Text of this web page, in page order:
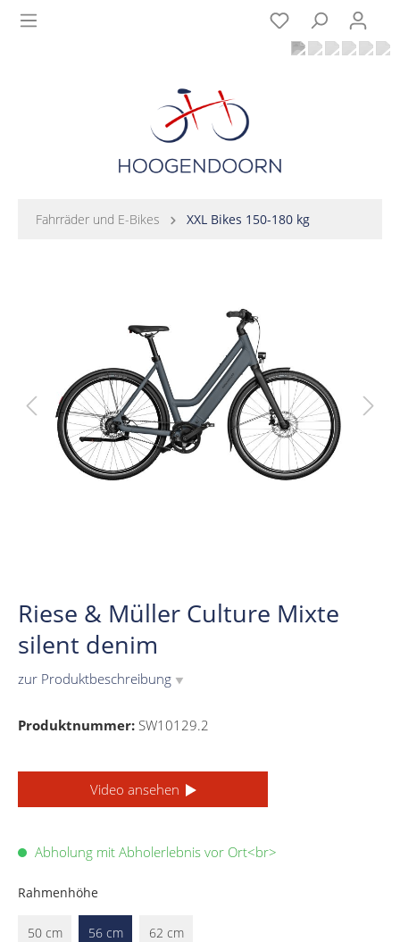
Fahrräder und E-Bikes XXL Bikes 150-180 kg
Riese & Müller Culture Mixte
silent denim
zur Produktbeschreibung ▼
Produktnummer: SW10129.2
Video ansehen
Abholung mit Abholerlebnis vor Ort<br>
Rahmenhöhe
50 cm 56 cm 62 cm